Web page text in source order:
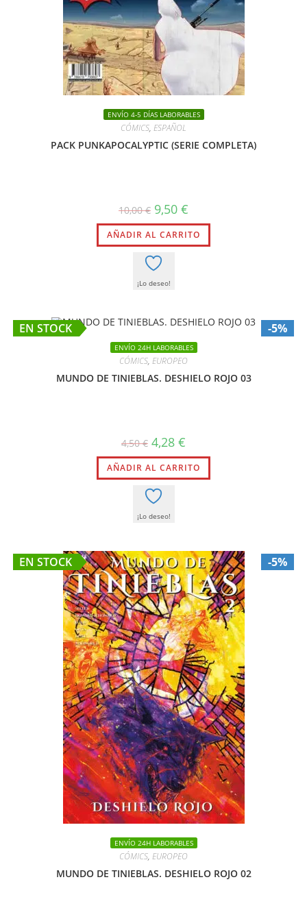
ENVÍO 4-5 DÍAS LABORABLES
CÓMICS, ESPAÑOL
PACK PUNKAPOCALYPTIC (SERIE COMPLETA)
10,00€ El
precio
original
era:
10,00 €.
9,50 €
actual
es:
9,50 €.
AÑADIR AL CARRITO
¡Lo deseo!
EN STOCK -5%
ENVÍO 24H LABORABLES
CÓMICS, EUROPEO
MUNDO DE TINIEBLAS. DESHIELO ROJO 03
4,50€ El
precio
original
era:
4,50 €.
4,28 €
actual
es:
4,28 €.
AÑADIR AL CARRITO
¡Lo deseo!
EN STOCK -5%
ENVÍO 24H LABORABLES
CÓMICS, EUROPEO
MUNDO DE TINIEBLAS. DESHIELO ROJO 02